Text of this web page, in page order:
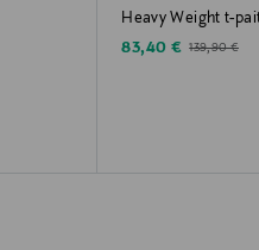
Heavy Weight t-
Discounted Price
83,40 € Original Price
139,90 €